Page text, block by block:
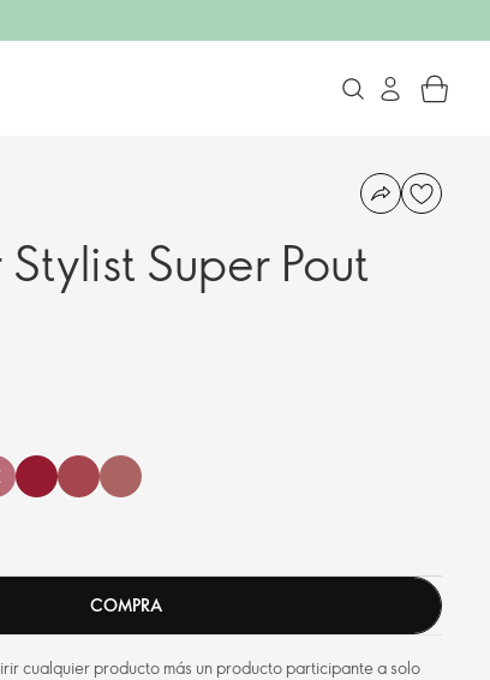
Super Pout
COMPRA
cualquier producto más un producto participante a solo